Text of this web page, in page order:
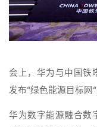
会上，华为与中国铁
发布“绿色能源目标网
华为数字能源融合数